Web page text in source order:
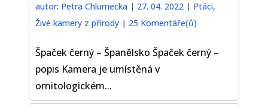
autor: Petra Chlumecka | 27. 04. 2022 | Ptáci,
Živé kamery z přírody | 25 Komentáře(ů)
Špaček černý – Španělsko Špaček černý –
popis Kamera je umístěná v
ornitologickém...